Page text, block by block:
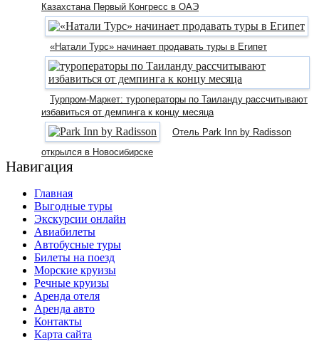
Казахстана Первый Конгресс в ОАЭ
«Натали Турс» начинает продавать туры в Египет
Турпром-Маркет: туроператоры по Таиланду рассчитывают
избавиться от демпинга к концу месяца
Отель Park Inn by Radisson
открылся в Новосибирске
Навигация
Главная
Выгодные туры
Экскурсии онлайн
Авиабилеты
Автобусные туры
Билеты на поезд
Морские круизы
Речные круизы
Аренда отеля
Аренда авто
Контакты
Карта сайта